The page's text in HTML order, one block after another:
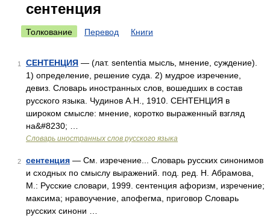
сентенция
Толкование Перевод Книги
1 СЕНТЕНЦИЯ — (лат. sententia мысль, мнение, суждение).
1) определение, решение суда. 2) мудрое изречение,
девиз. Словарь иностранных слов, вошедших в состав
русского языка. Чудинов А.Н., 1910. СЕНТЕНЦИЯ в
широком смысле: мнение, коротко выраженный взгляд
на&#8230; …
Словарь иностранных слов русского языка
2 сентенция — См. изречение... Словарь русских синонимов
и сходных по смыслу выражений. под. ред. Н. Абрамова,
М.: Русские словари, 1999. сентенция афоризм, изречение;
максима; нравоучение, апофегма, приговор Словарь
русских синони …